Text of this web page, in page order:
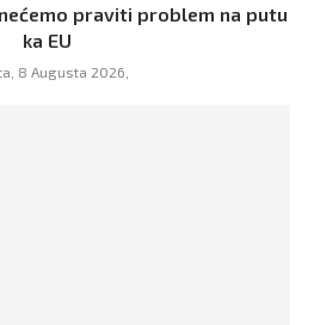
praviti problem na putu
ka EU
8 Augusta 2026,